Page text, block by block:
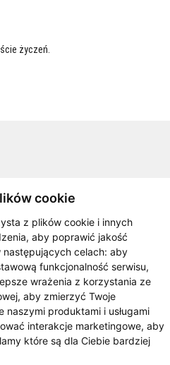
cookie
z plików cookie i innych
aby poprawić jakość
następujących celach:aby
funkcjonalność serwisu,
wrażenia z korzystania ze
,aby zmierzyć Twoje
naszymi produktami i usługami
interakcje marketingowe,aby
które są dla Ciebie bardziej
życzeń.
Polityka Cookie
Polityka Prywatności
Wysyłka z zwroty